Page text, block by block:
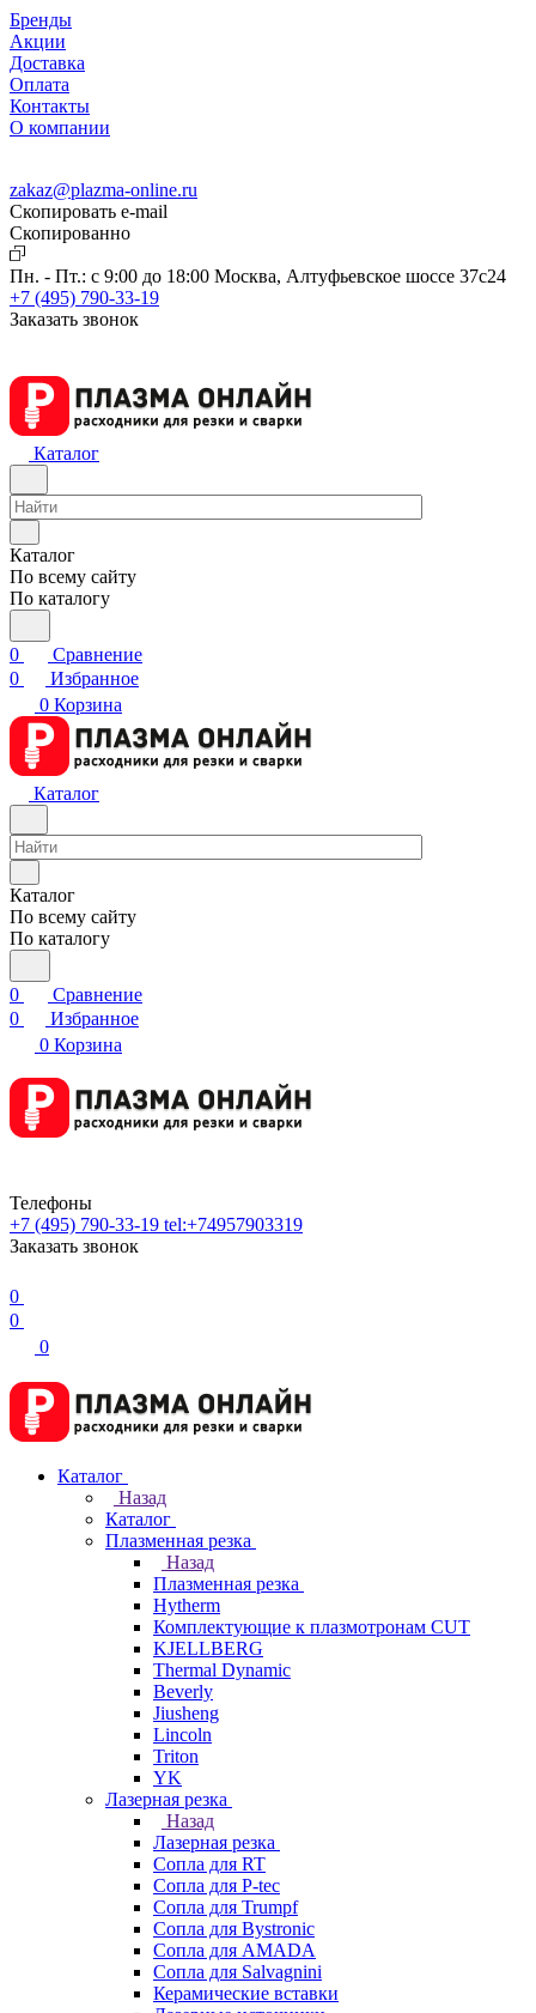
Бренды
Акции
Доставка
Оплата
Контакты
О компании
zakaz@plazma-online.ru
Скопировать e-mail
Cкопированно
Пн. - Пт.: с 9:00 до 18:00 Москва, Алтуфьевское шоссе 37с24
+7 (495) 790-33-19
Заказать звонок
Каталог
Каталог
По всему сайту
По каталогу
0
Сравнение
0
Избранное
0 Корзина
Каталог
Каталог
По всему сайту
По каталогу
0
Сравнение
0
Избранное
0 Корзина
Телефоны
+7 (495) 790-33-19 tel:+74957903319
Заказать звонок
0
0
0
Каталог
Назад
Каталог
Плазменная резка
Назад
Плазменная резка
Hytherm
Комплектующие к плазмотронам CUT
KJELLBERG
Thermal Dynamic
Beverly
Jiusheng
Lincoln
Triton
YK
Лазерная резка
Назад
Лазерная резка
Сопла для RT
Сопла для P-tec
Сопла для Trumpf
Сопла для Bystronic
Сопла для AMADA
Сопла для Salvagnini
Керамические вставки